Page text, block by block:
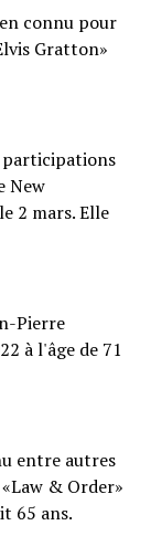
connu pour
Gratton»
participations
New
2 mars. Elle
Pierre
à l'âge de 71
entre autres
& Order»
65 ans.